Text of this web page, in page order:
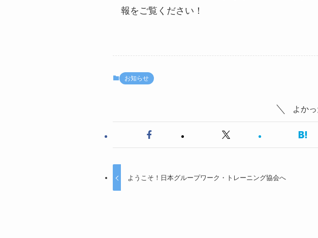
報をご覧ください！
お知らせ
よか
ようこそ！日本グループワーク・トレーニング協会へ